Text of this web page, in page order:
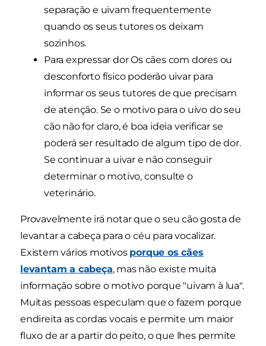
separação e uivam frequentemente
quando os seus tutores os deixam
sozinhos.
Para expressar dor Os cães com dores ou
desconforto físico poderão uivar para
informar os seus tutores de que precisam
de atenção. Se o motivo para o uivo do seu
cão não for claro, é boa ideia verificar se
poderá ser resultado de algum tipo de dor.
Se continuar a uivar e não conseguir
determinar o motivo, consulte o
veterinário.
Provavelmente irá notar que o seu cão gosta de
levantar a cabeça para o céu para vocalizar.
Existem vários motivos porque os cães
levantam a cabeça, mas não existe muita
informação sobre o motivo porque "uivam à lua".
Muitas pessoas especulam que o fazem porque
endireita as cordas vocais e permite um maior
fluxo de ar a partir do peito, o que lhes permite